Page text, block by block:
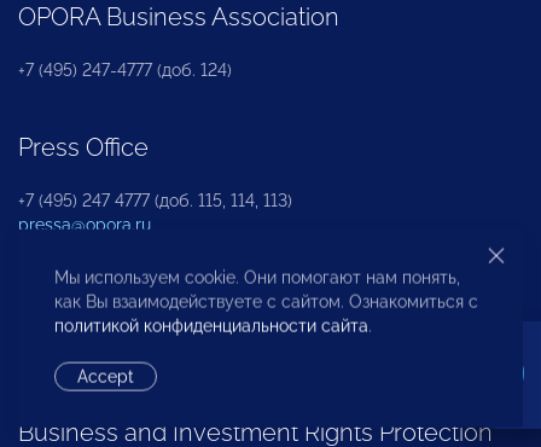
OPORA Business Association
+7 (495) 247-4777 (доб. 124)
Press Office
+7 (495) 247 4777 (доб. 115, 114, 113)
pressa@opora.ru
International Department
Business and Investment Rights Protection
Мы используем cookie. Они помогают нам понять,
как Вы взаимодействуете с сайтом. Ознакомиться с
политикой конфиденциальности сайта.
Accept